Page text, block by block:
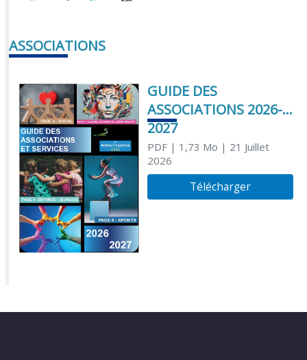
ASSOCIATIONS
GUIDE DES
ASSOCIATIONS 2026-
2027
PDF| 1,73 Mo | 21 Juillet
2026
Télécharger